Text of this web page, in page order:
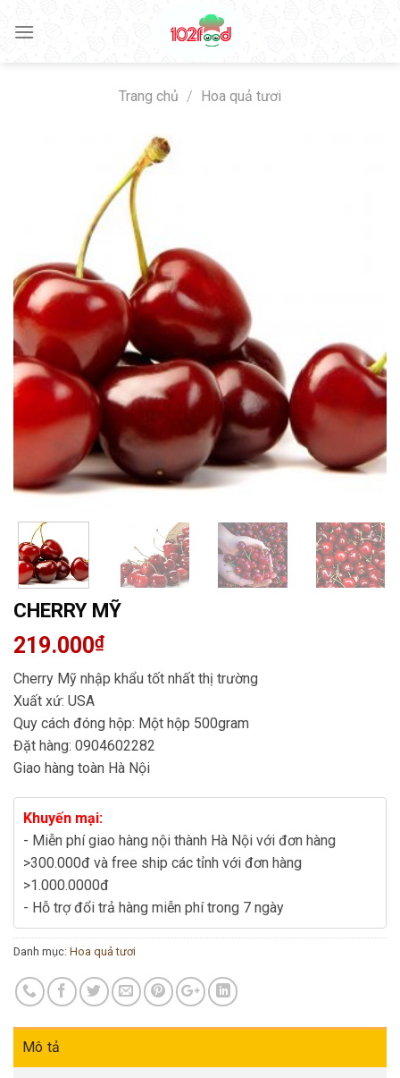
Trang chủ / Hoa quả tươi
CHERRY MỸ
219.000₫
Cherry Mỹ nhập khẩu tốt nhất thị trường
Xuất xứ: USA
Quy cách đóng hộp: Một hộp 500gram
Đặt hàng: 0904602282
Giao hàng toàn Hà Nội
Khuyến mại:
- Miễn phí giao hàng nội thành Hà Nội với đơn hàng
>300.000đ và free ship các tỉnh với đơn hàng
>1.000.0000đ
- Hỗ trợ đổi trả hàng miễn phí trong 7 ngày
Danh mục: Hoa quả tươi
Mô tả